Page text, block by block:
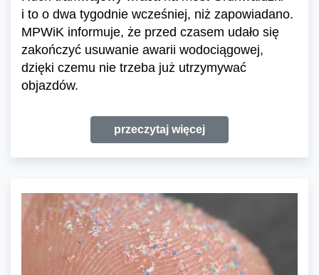
i to o dwa tygodnie wcześniej, niż zapowiadano.
MPWiK informuje, że przed czasem udało się
zakończyć usuwanie awarii wodociągowej,
dzięki czemu nie trzeba już utrzymywać
objazdów.
przeczytaj więcej